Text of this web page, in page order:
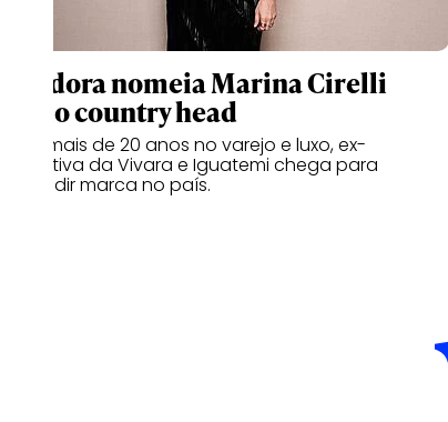
Pandora nomeia Marina Cirelli
como country head
Com mais de 20 anos no varejo e luxo, ex-
executiva da Vivara e Iguatemi chega para
expandir marca no país.